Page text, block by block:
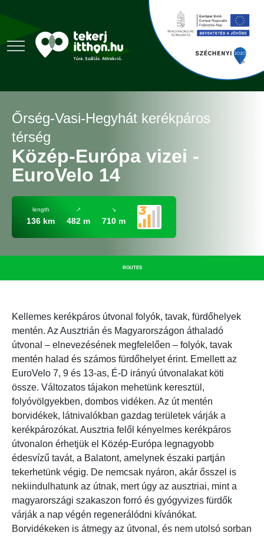
Őrség-Vasi-Hegyhát kerékpáros
térség
Közép-Európa vizei -
EuroVelo 14
length
136 km
↗
482 m
↘
710 m
ROUTES
Kellemes kerékpáros útvonal folyók, tavak, fürdőhelyek
mentén. Az Ausztrián és Magyarországon áthaladó
útvonal – elnevezésének megfelelően – folyók, tavak
mentén halad és számos fürdőhelyet érint. Emellett az
EuroVelo 7, 9 és 13-as, É-D irányú útvonalakat köti
össze. Változatos tájakon mehetünk keresztül,
folyóvölgyekben, dombos vidéken. Az út mentén
borvidékek, látnivalókban gazdag területek várják a
kerékpározókat. Ausztria felől kényelmes kerékpáros
útvonalon érhetjük el Közép-Európa legnagyobb
édesvízű tavát, a Balatont, amelynek északi partján
tekerhetünk végig. De nemcsak nyáron, akár ősszel is
nekiindulhatunk az útnak, mert úgy az ausztriai, mint a
magyarországi szakaszon forró és gyógyvizes fürdők
várják a nap végén regenerálódni kívánókat.
Borvidékeken is átmegy az útvonal, és nem utolsó sorban